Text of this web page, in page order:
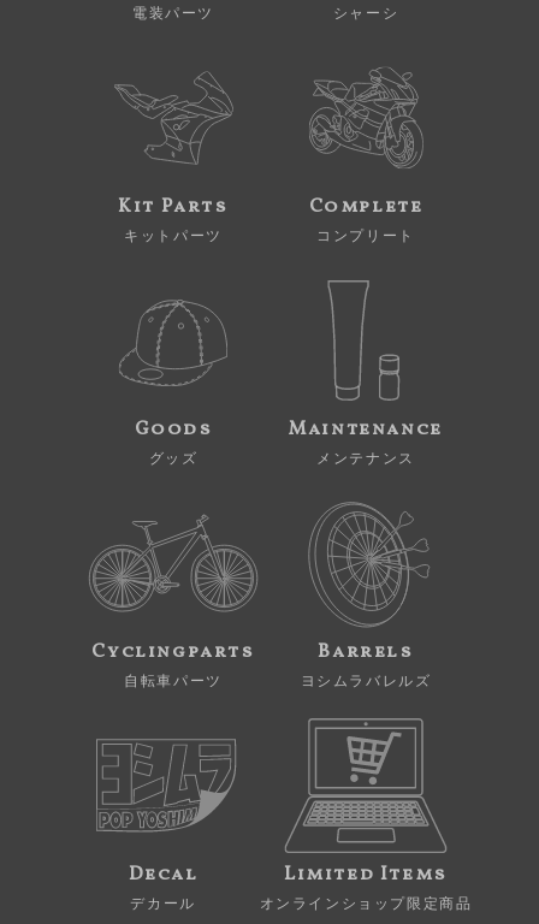
電装パーツ シャーシ
Kit Parts
キットパーツ
Complete
コンプリート
Goods
グッズ
Maintenance
メンテナンス
Cyclingparts
自転車パーツ
Barrels
ヨシムラバレルズ
Decal
デカール
Limited Items
オンラインショップ限定商品